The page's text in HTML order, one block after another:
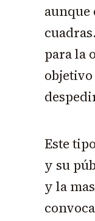
aunque
para la
Este
y su
y la